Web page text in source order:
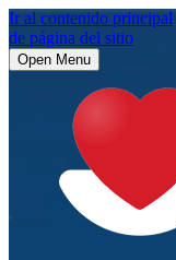
Ir al contenido principal
de página del sitio
Open Menu